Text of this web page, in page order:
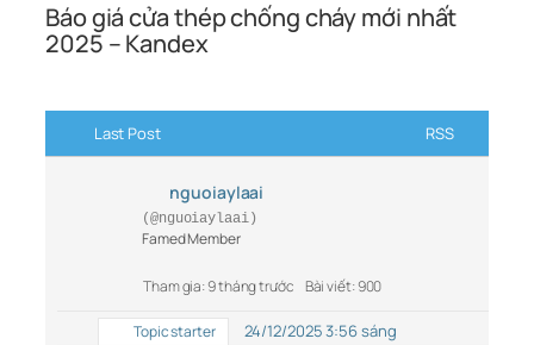
Báo giá cửa thép chống cháy mới nhất
2025 – Kandex
Last Post RSS
nguoiaylaai
(@nguoiaylaai)
Famed Member
Tham gia: 9 tháng trước Bài viết: 900
Topic starter 24/12/2025 3:56 sáng